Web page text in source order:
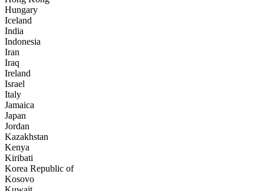
Hungary
Iceland
India
Indonesia
Iran
Iraq
Ireland
Israel
Italy
Jamaica
Japan
Jordan
Kazakhstan
Kenya
Kiribati
Korea Republic of
Kosovo